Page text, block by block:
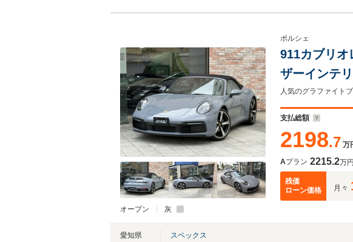
オープン 灰
ポルシェ
911カブリ
ザーインテ
トリー レザ
クロノ
支払総額
2198.7 万
Aプラン 2215.2万円
残価
ローン価格
月々
愛知県
スペックス